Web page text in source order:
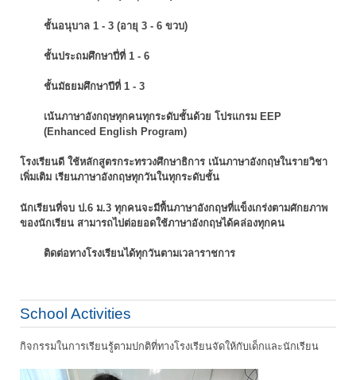
ชั้นอนุบาล 1 - 3 (อายุ 3 - 6 ขวบ)
ชั้นประถมศึกษาปี่ที่ 1 - 6
ชั้นมัธยมศึกษาปีที่ 1 - 3
เน้นภาษาอังกฤษทุกคนทุกระดับชั้นด้วย โปรแกรม EEP
(Enhanced English Program)
โรงเรียนดี ใช้หลักสูตรกระทรวงศึกษาธิการ เน้นภาษาอังกฤษในรายวิชา
เพิ่มเติม เรียนภาษาอังกฤษทุกวันในทุกระดับชั้น
นักเรียนที่จบ ป.6 ม.3 ทุกคนจะมีพื้นภาษาอังกฤษที่แข็งเกร่งตามศักยภาพ
ของนักเรียน สามารถไปต่อยอดใช้ภาษาอังกฤษได้คล่องทุกคน
ติดต่อทางโรงเรียนได้ทุกวันตามเวลาราชการ
School Activities
กิจกรรมในการเรียนรู้ตามปกติที่ทางโรงเรียนจัดให้กับเด็กและนักเรียน